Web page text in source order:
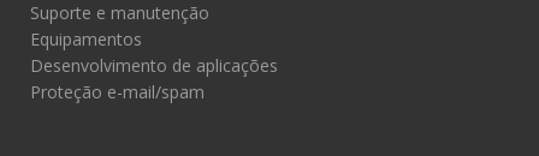
Suporte e manutenção
Equipamentos
Desenvolvimento de aplicações
Proteção e-mail/spam